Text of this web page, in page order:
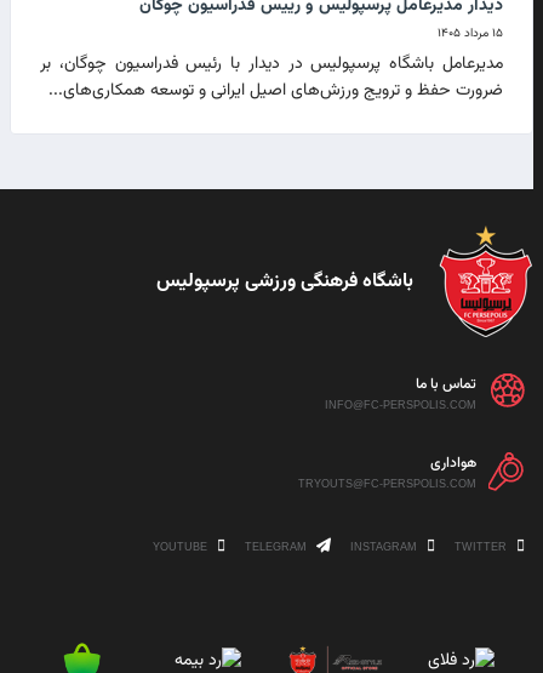
دیدار مدیرعامل پرسپولیس و رییس فدراسیون چوگان
۱۵ مرداد ۱۴۰۵
مدیرعامل باشگاه پرسپولیس در دیدار با رئیس فدراسیون چوگان، بر
ضرورت حفظ و ترویج ورزش‌های اصیل ایرانی و توسعه همکاری‌های...
باشگاه فرهنگی ورزشی پرسپولیس
تماس با ما
INFO@FC-PERSPOLIS.COM
هواداری
TRYOUTS@FC-PERSPOLIS.COM